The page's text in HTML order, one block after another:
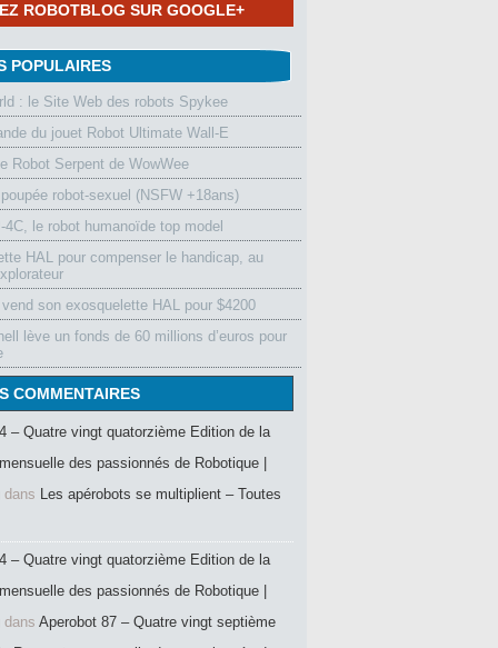
ROBOTBLOG SUR GOOGLE+
POPULAIRES
: le Site Web des robots Spykee
du jouet Robot Ultimate Wall-E
Robot Serpent de WowWee
robot-sexuel (NSFW +18ans)
4C, le robot humanoïde top model
HAL pour compenser le handicap, au
son exosquelette HAL pour $4200
lève un fonds de 60 millions d’euros pour
COMMENTAIRES
– Quatre vingt quatorzième Edition de la
des passionnés de Robotique |
dans Les apérobots se multiplient – Toutes
– Quatre vingt quatorzième Edition de la
des passionnés de Robotique |
dans Aperobot 87 – Quatre vingt septième